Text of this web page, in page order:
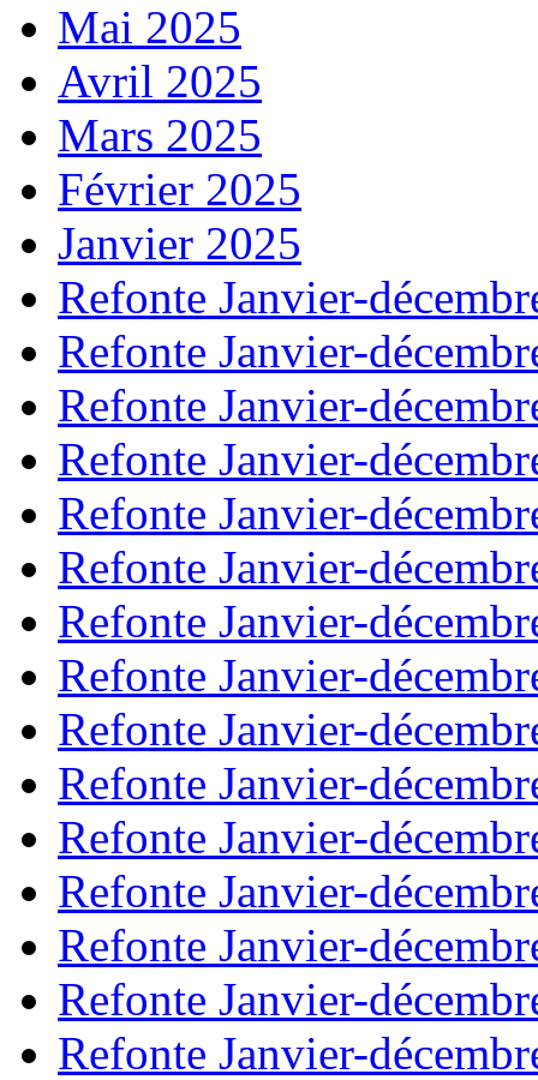
Mai 2025
Avril 2025
Mars 2025
Février 2025
Janvier 2025
Refonte Janvier-
Refonte Janvier-
Refonte Janvier-
Refonte Janvier-
Refonte Janvier-
Refonte Janvier-
Refonte Janvier-
Refonte Janvier-
Refonte Janvier-
Refonte Janvier-
Refonte Janvier-
Refonte Janvier-
Refonte Janvier-
Refonte Janvier-
Refonte Janvier-